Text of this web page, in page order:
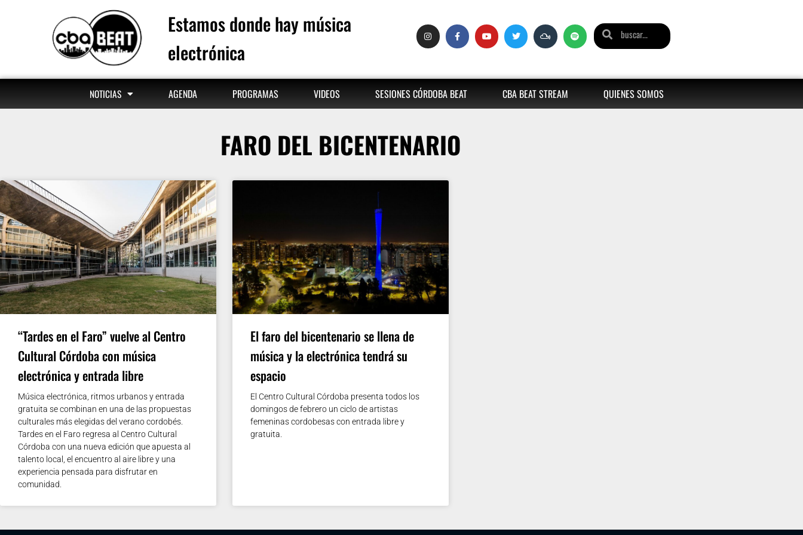
Estamos donde hay música
electrónica
NOTICIAS AGENDA PROGRAMAS VIDEOS SESIONES CÓRDOBA BEAT CBA BEAT STREAM QUIENES SOMOS
FARO DEL BICENTENARIO
“Tardes en el Faro” vuelve al Centro
Cultural Córdoba con música
electrónica y entrada libre
Música electrónica, ritmos urbanos y entrada
gratuita se combinan en una de las propuestas
culturales más elegidas del verano cordobés.
Tardes en el Faro regresa al Centro Cultural
Córdoba con una nueva edición que apuesta al
talento local, el encuentro al aire libre y una
experiencia pensada para disfrutar en
comunidad.
El faro del bicentenario se llena de
música y la electrónica tendrá su
espacio
El Centro Cultural Córdoba presenta todos los
domingos de febrero un ciclo de artistas
femeninas cordobesas con entrada libre y
gratuita.